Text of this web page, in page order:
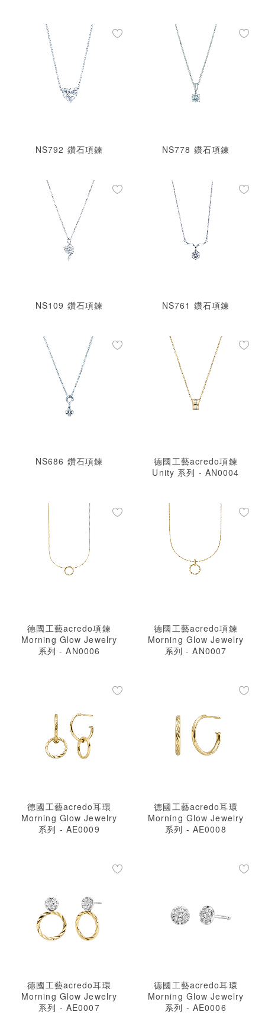
NS792 鑽石項鍊 NS778 鑽石項鍊
NS109 鑽石項鍊 NS761 鑽石項鍊
NS686 鑽石項鍊
德國工藝acredo項鍊
Unity 系列 - AN0004
德國工藝acredo項鍊
Morning Glow Jewelry
系列 - AN0006
德國工藝acredo項鍊
Morning Glow Jewelry
系列 - AN0007
德國工藝acredo耳環
Morning Glow Jewelry
系列 - AE0009
德國工藝acredo耳環
Morning Glow Jewelry
系列 - AE0008
德國工藝acredo耳環
Morning Glow Jewelry
系列 - AE0007
德國工藝acredo耳環
Morning Glow Jewelry
系列 - AE0006